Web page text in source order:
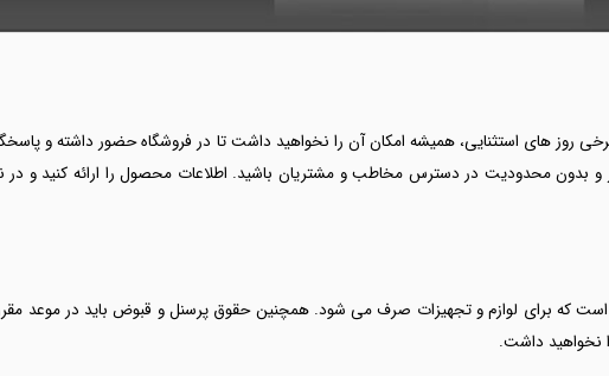
سال، 24 ساعت شبانه روز و برخی روز های استثنایی، همیشه امکان آن را نخواهید داشت تا در فروشگاه حضور داشته
و بدون محدودیت در دسترس مخاطب و مشتریان باشید. اطلاعات محصول را ارائه کنید و در
است که برای لوازم و تجهیزات صرف می شود. همچنین حقوق پرسنل و قبوض باید در موعد
نخواهید داشت.